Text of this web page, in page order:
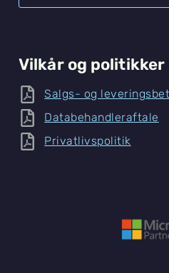
Vilkår og politikker
Salgs- og
Databehandleraftale
Privatlivspolitik